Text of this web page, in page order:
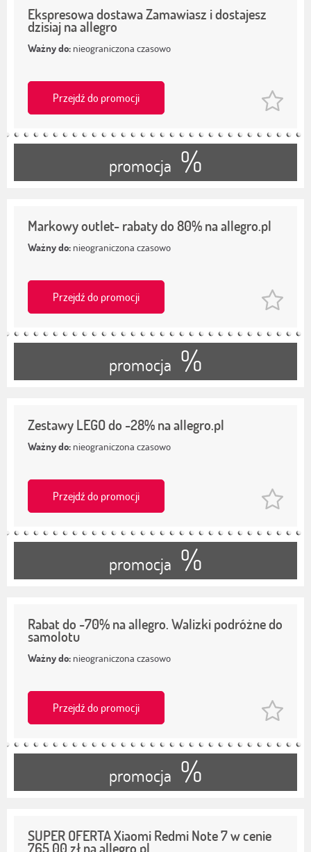
Ekspresowa dostawa Zamawiasz i dostajesz
dzisiaj na allegro
Ważny do: nieograniczona czasowo
Przejdź do promocji
promocja %
Markowy outlet- rabaty do 80% na allegro.pl
Ważny do: nieograniczona czasowo
Przejdź do promocji
promocja %
Zestawy LEGO do -28% na allegro.pl
Ważny do: nieograniczona czasowo
Przejdź do promocji
promocja %
Rabat do -70% na allegro. Walizki podróżne do
samolotu
Ważny do: nieograniczona czasowo
Przejdź do promocji
promocja %
SUPER OFERTA Xiaomi Redmi Note 7 w cenie
765,00 zł na allegro.pl